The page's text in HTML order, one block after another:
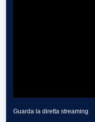
Guarda la diretta streaming